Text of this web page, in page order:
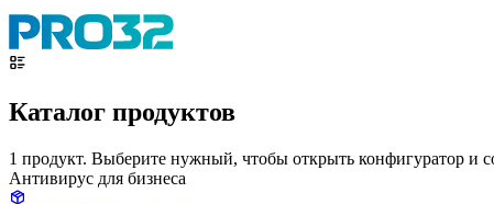
Каталог продуктов
1 продукт. Выберите нужный, чтобы открыть конфигуратор и
Антивирус для бизнеса